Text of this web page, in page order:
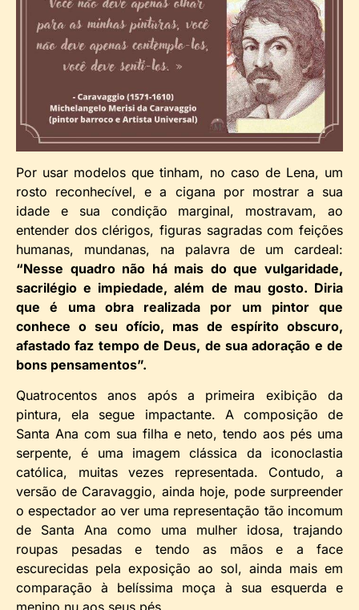
Por usar modelos que tinham, no caso de Lena, um
rosto reconhecível, e a cigana por mostrar a sua
idade e sua condição marginal, mostravam, ao
entender dos clérigos, figuras sagradas com feições
humanas, mundanas, na palavra de um cardeal:
“Nesse quadro não há mais do que vulgaridade,
sacrilégio e impiedade, além de mau gosto. Diria
que é uma obra realizada por um pintor que
conhece o seu ofício, mas de espírito obscuro,
afastado faz tempo de Deus, de sua adoração e de
bons pensamentos”.
Quatrocentos anos após a primeira exibição da
pintura, ela segue impactante. A composição de
Santa Ana com sua filha e neto, tendo aos pés uma
serpente, é uma imagem clássica da iconoclastia
católica, muitas vezes representada. Contudo, a
versão de Caravaggio, ainda hoje, pode surpreender
o espectador ao ver uma representação tão incomum
de Santa Ana como uma mulher idosa, trajando
roupas pesadas e tendo as mãos e a face
escurecidas pela exposição ao sol, ainda mais em
comparação à belíssima moça à sua esquerda e